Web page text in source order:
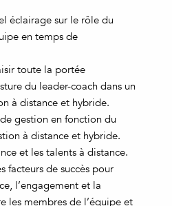
éclairage sur le rôle du
en temps de
toute la portée
du leader-coach dans un
à distance et hybride.
gestion en fonction du
à distance et hybride.
et les talents à distance.
facteurs de succès pour
l’engagement et la
les membres de l’équipe et